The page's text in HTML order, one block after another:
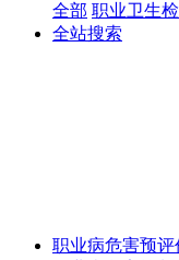
全部 职业卫生
全站搜索
职业病危害预评